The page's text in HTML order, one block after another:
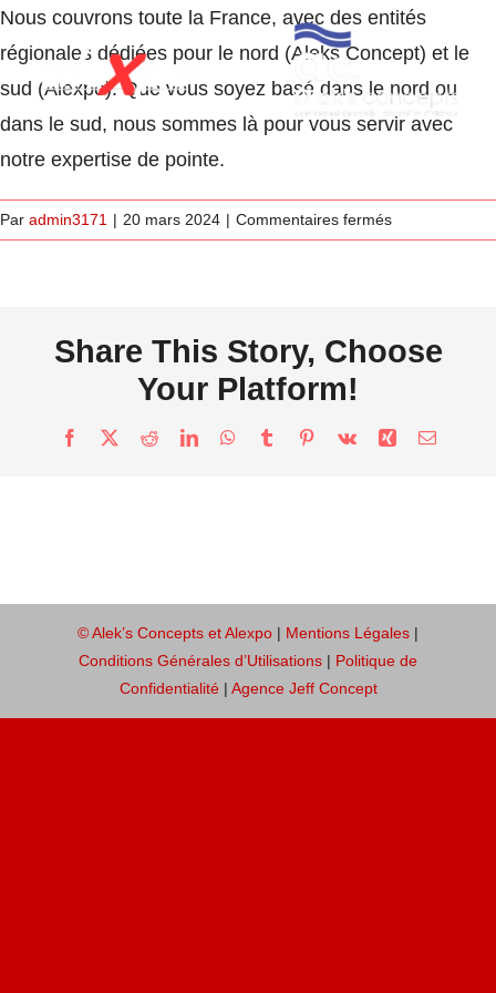
Passer
au
contenu
Toggle
À Propos
Contact
Nous couvrons toute la France, avec des entités
régionales dédiées pour le nord (Aleks Concept) et le
sud (Alexpo). Que vous soyez basé dans le nord ou
dans le sud, nous sommes là pour vous servir avec
notre expertise de pointe.
Par admin3171 | 20 mars 2024 | Commentaires ferméssur
Quelles
de
Share This Story, Choose
Your Platform!
Facebook
X RedditLinkedInWhatsApp
TumblrPinterest
Vk Xing Email
© Alek’s Concepts et Alexpo | Mentions Légales |
Conditions Générales d’Utilisations | Politique de
Confidentialité | Agence Jeff Concept